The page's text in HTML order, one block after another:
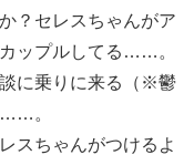
？セレスちゃんがア
ップルしてる……。
に乗りに来る（※鬱
。
スちゃんがつけるよ